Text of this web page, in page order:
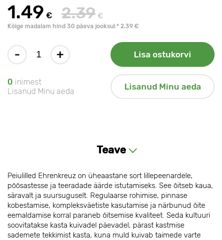
1.49 € 2.39 €
Kõige madalam hind 30 päeva jooksul:* 2.39 €
- + Lisa ostukorvi
0 inimest
Lisanud Minu aeda
Lisanud Minu aeda
Teave
Peiulilled Ehrenkreuz on üheaastane sort lillepeenardele,
põõsastesse ja teeradade äärde istutamiseks. See õitseb kaua,
säravalt ja suursuguselt. Regulaarse rohimise, pinnase
kobestamise, kompleksväetiste kasutamise ja närbunud õite
eemaldamise korral paraneb õitsemise kvaliteet. Seda kultuuri
soovitatakse kasta kuivadel päevadel, pärast kastmise
sademete tekkimist kasta, kuna muld kuivab taimede varte